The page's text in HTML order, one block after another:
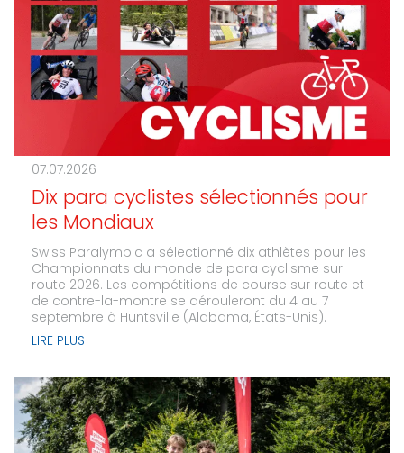
07.07.2026
Dix para cyclistes sélectionnés pour
les Mondiaux
Swiss Paralympic a sélectionné dix athlètes pour les
Championnats du monde de para cyclisme sur
route 2026. Les compétitions de course sur route et
de contre-la-montre se dérouleront du 4 au 7
septembre à Huntsville (Alabama, États-Unis).
LIRE PLUS